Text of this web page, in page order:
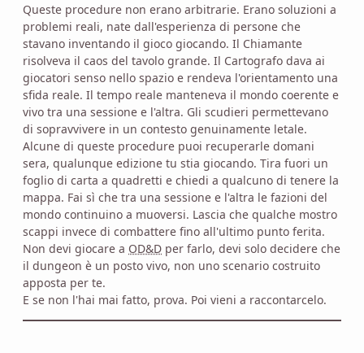
Queste procedure non erano arbitrarie. Erano soluzioni a
problemi reali, nate dall'esperienza di persone che
stavano inventando il gioco giocando. Il Chiamante
risolveva il caos del tavolo grande. Il Cartografo dava ai
giocatori senso nello spazio e rendeva l'orientamento una
sfida reale. Il tempo reale manteneva il mondo coerente e
vivo tra una sessione e l'altra. Gli scudieri permettevano
di sopravvivere in un contesto genuinamente letale.
Alcune di queste procedure puoi recuperarle domani
sera, qualunque edizione tu stia giocando. Tira fuori un
foglio di carta a quadretti e chiedi a qualcuno di tenere la
mappa. Fai sì che tra una sessione e l'altra le fazioni del
mondo continuino a muoversi. Lascia che qualche mostro
scappi invece di combattere fino all'ultimo punto ferita.
Non devi giocare a OD&D per farlo, devi solo decidere che
il dungeon è un posto vivo, non uno scenario costruito
apposta per te.
E se non l'hai mai fatto, prova. Poi vieni a raccontarcelo.